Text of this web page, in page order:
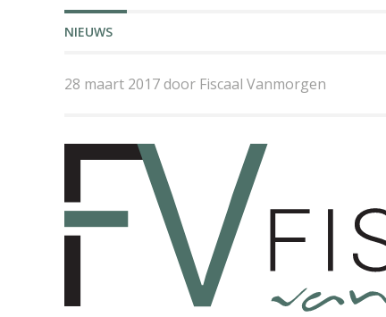
NIEUWS
28 maart 2017 door Fiscaal Vanmorgen